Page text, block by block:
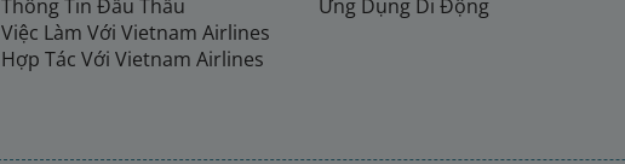
Thông Tin Đấu Thầu
Việc Làm Với Vietnam Airlines
Hợp Tác Với Vietnam Airlines
Ứng Dụng Di Động